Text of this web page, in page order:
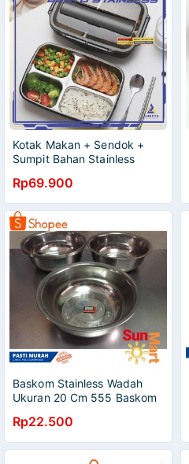
Kotak Makan + Sendok +
Sumpit Bahan Stainless
Rp69.900
Baskom Stainless Wadah
Ukuran 20 Cm 555 Baskom
Rp22.500